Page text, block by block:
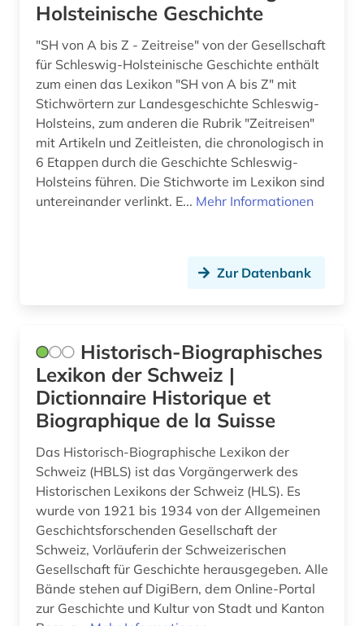
Holsteinische Geschichte
"SH von A bis Z - Zeitreise" von der Gesellschaft
für Schleswig-Holsteinische Geschichte enthält
zum einen das Lexikon "SH von A bis Z" mit
Stichwörtern zur Landesgeschichte Schleswig-
Holsteins, zum anderen die Rubrik "Zeitreisen"
mit Artikeln und Zeitleisten, die chronologisch in
6 Etappen durch die Geschichte Schleswig-
Holsteins führen. Die Stichworte im Lexikon sind
untereinander verlinkt. E... Mehr Informationen
Zur Datenbank
Historisch-Biographisches
Lexikon der Schweiz |
Dictionnaire Historique et
Biographique de la Suisse
Das Historisch-Biographische Lexikon der
Schweiz (HBLS) ist das Vorgängerwerk des
Historischen Lexikons der Schweiz (HLS). Es
wurde von 1921 bis 1934 von der Allgemeinen
Geschichtsforschenden Gesellschaft der
Schweiz, Vorläuferin der Schweizerischen
Gesellschaft für Geschichte herausgegeben. Alle
Bände stehen auf DigiBern, dem Online-Portal
zur Geschichte und Kultur von Stadt und Kanton